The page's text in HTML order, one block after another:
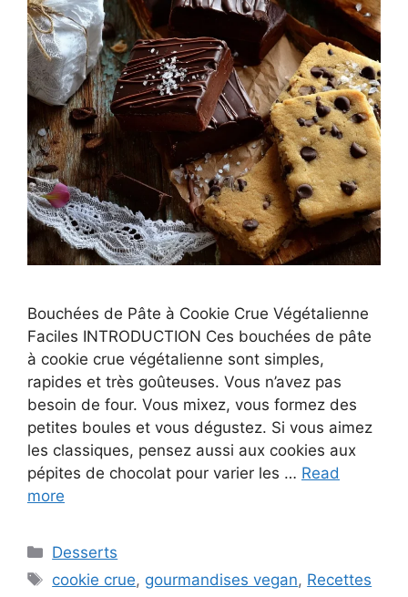
Bouchées de Pâte à Cookie Crue Végétalienne
Faciles INTRODUCTION Ces bouchées de pâte
à cookie crue végétalienne sont simples,
rapides et très goûteuses. Vous n’avez pas
besoin de four. Vous mixez, vous formez des
petites boules et vous dégustez. Si vous aimez
les classiques, pensez aussi aux cookies aux
pépites de chocolat pour varier les … Read
more
Categories
Desserts
Tags
cookie crue, gourmandises vegan, Recettes